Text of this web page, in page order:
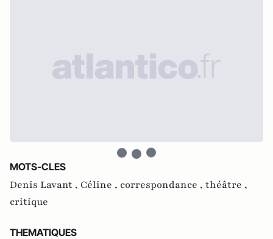
MOTS-CLES
Denis Lavant , Céline , correspondance , théâtre ,
critique
THEMATIQUES